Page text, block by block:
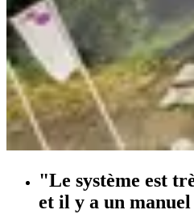
"Le système est
et il y a un